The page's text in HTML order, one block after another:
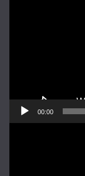
00:00